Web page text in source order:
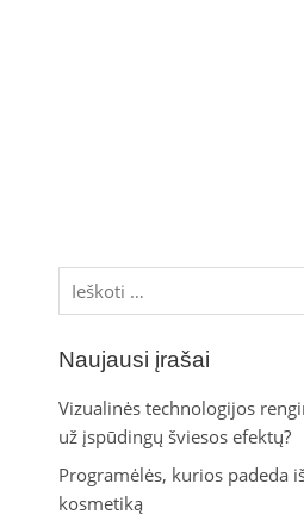
Ieškoti:
Naujausi įrašai
Vizualinės technologijos
už įspūdingų šviesos efektų?
Programėlės, kurios padeda
kosmetiką